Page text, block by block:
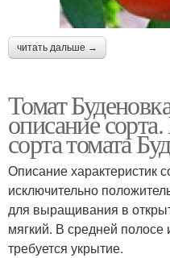
читать дальше →
Томат
описание
сорта томата
Описание характеристик
исключительно
для выращивания в
мягкий. В средней
требуется укрытие.